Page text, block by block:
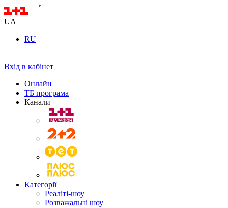
UA
RU
Вхід в кабінет
Онлайн
ТБ програма
Канали
Категорії
Реаліті-шоу
Розважальні шоу